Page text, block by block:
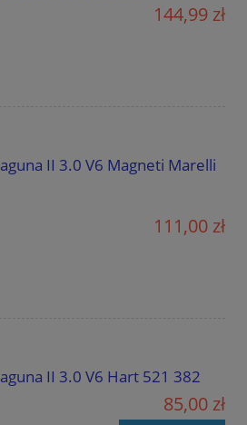
144,99 zł
II 3.0 V6 Magneti Marelli
111,00 zł
II 3.0 V6 Hart 521 382
85,00 zł